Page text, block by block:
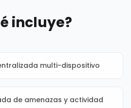
incluye?
multi-dispositivo
de amenazas y actividad